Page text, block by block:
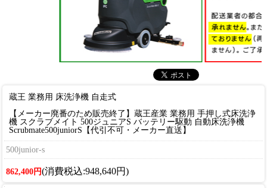
蔵王 業務用 床洗浄機 自走式
【メーカー廃番のため販売終了】蔵王産業 業務用 手押し式床洗浄
機 スクラブメイト 500ジュニアS バッテリー駆動 自動床洗浄機
Scrubmate500juniorS【代引不可・メーカー直送】
500junior-s
862,400円(消費税込:948,640円)